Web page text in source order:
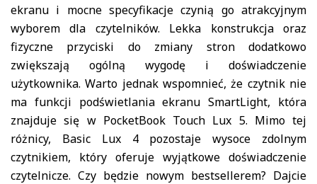
ekranu i mocne specyfikacje czynią go atrakcyjnym
wyborem dla czytelników. Lekka konstrukcja oraz
fizyczne przyciski do zmiany stron dodatkowo
zwiększają ogólną wygodę i doświadczenie
użytkownika. Warto jednak wspomnieć, że czytnik nie
ma funkcji podświetlania ekranu SmartLight, która
znajduje się w PocketBook Touch Lux 5. Mimo tej
różnicy, Basic Lux 4 pozostaje wysoce zdolnym
czytnikiem, który oferuje wyjątkowe doświadczenie
czytelnicze. Czy będzie nowym bestsellerem? Dajcie